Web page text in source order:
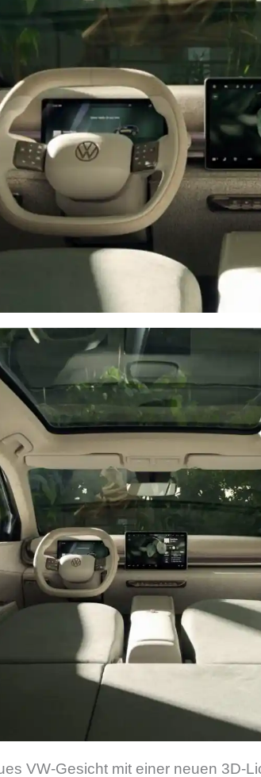
VW-Gesicht mit einer neuen 3D-